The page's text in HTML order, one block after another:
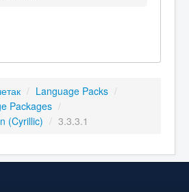
/ Language Packs /
Packages /
(Cyrillic) / 3.3.3.1